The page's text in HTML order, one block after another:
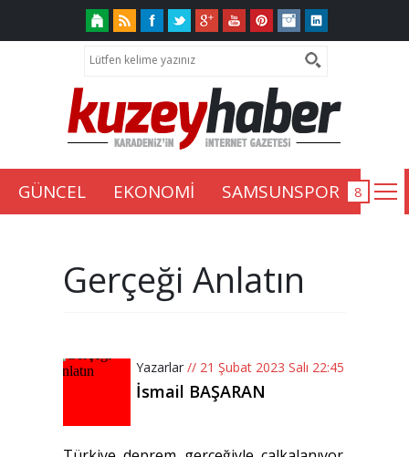
GÜNCEL EKONOMİ SAMSUNSPOR
Gerçeği Anlatın
Yazarlar // 21 Şubat 2023 Salı 22:45
İsmail BAŞARAN